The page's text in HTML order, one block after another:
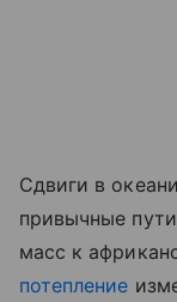
Сдвиги в
привычные
масс к
потепление